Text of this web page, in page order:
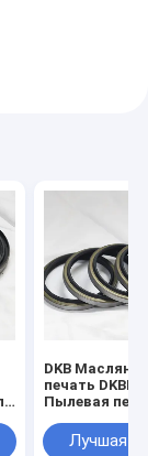
DKB
печать DKBI-
Пылевая
94170 112-
176-63-92240
Лучшая